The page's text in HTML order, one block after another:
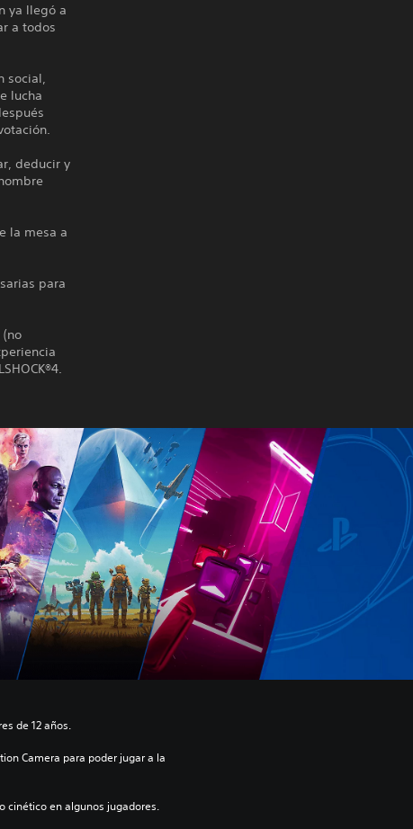
ya llegó a
a todos
social,
lucha
deducir y
la mesa a
para
de 12 años.
Camera para poder jugar a la
cinético en algunos jugadores.